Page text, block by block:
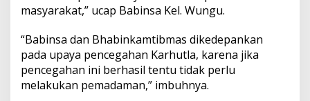
masyarakat,” ucap Babinsa Kel. Wungu.
“Babinsa dan Bhabinkamtibmas dikedepankan
pada upaya pencegahan Karhutla, karena jika
pencegahan ini berhasil tentu tidak perlu
melakukan pemadaman,” imbuhnya.